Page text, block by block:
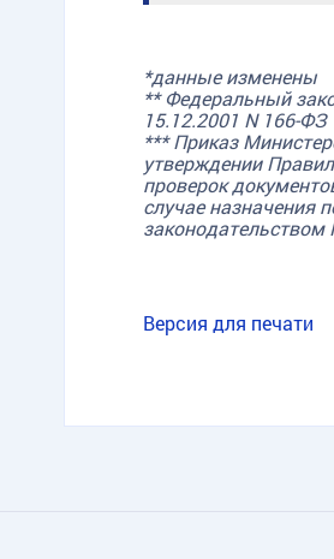
*данные изменены
** Федеральный
15.12.2001 N 166-ФЗ
*** Приказ
утверждении
проверок
случае назначения
Версия для печати